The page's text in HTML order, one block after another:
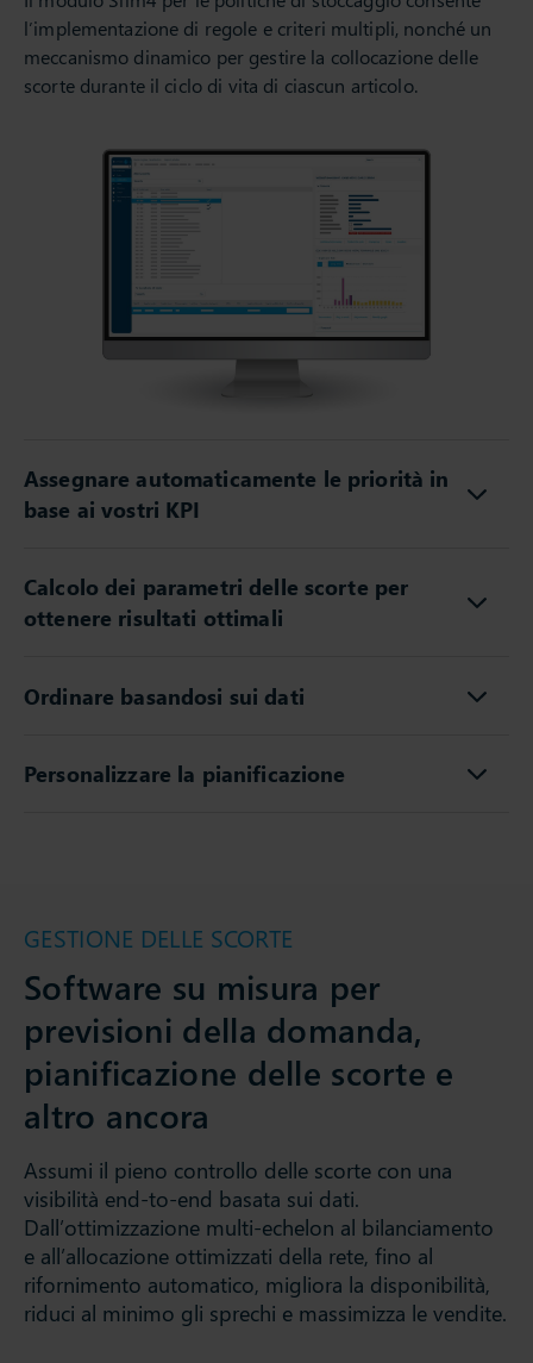
l’implementazione di regole e criteri multipli, nonché un
meccanismo dinamico per gestire la collocazione delle
scorte durante il ciclo di vita di ciascun articolo.
Assegnare automaticamente le priorità in
base ai vostri KPI
Calcolo dei parametri delle scorte per
ottenere risultati ottimali
Ordinare basandosi sui dati
Personalizzare la pianificazione
GESTIONE DELLE SCORTE
Software su misura per
previsioni della domanda,
pianificazione delle scorte e
altro ancora
Assumi il pieno controllo delle scorte con una
visibilità end-to-end basata sui dati.
Dall’ottimizzazione multi-echelon al bilanciamento
e all’allocazione ottimizzati della rete, fino al
rifornimento automatico, migliora la disponibilità,
riduci al minimo gli sprechi e massimizza le vendite.